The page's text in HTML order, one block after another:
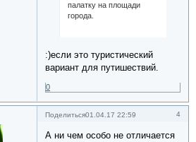
палатку на площади
города.
:)если это туристический
вариант для путишествий.
0
Поделиться 4
01.04.17 22:59
А ни чем особо не отличается